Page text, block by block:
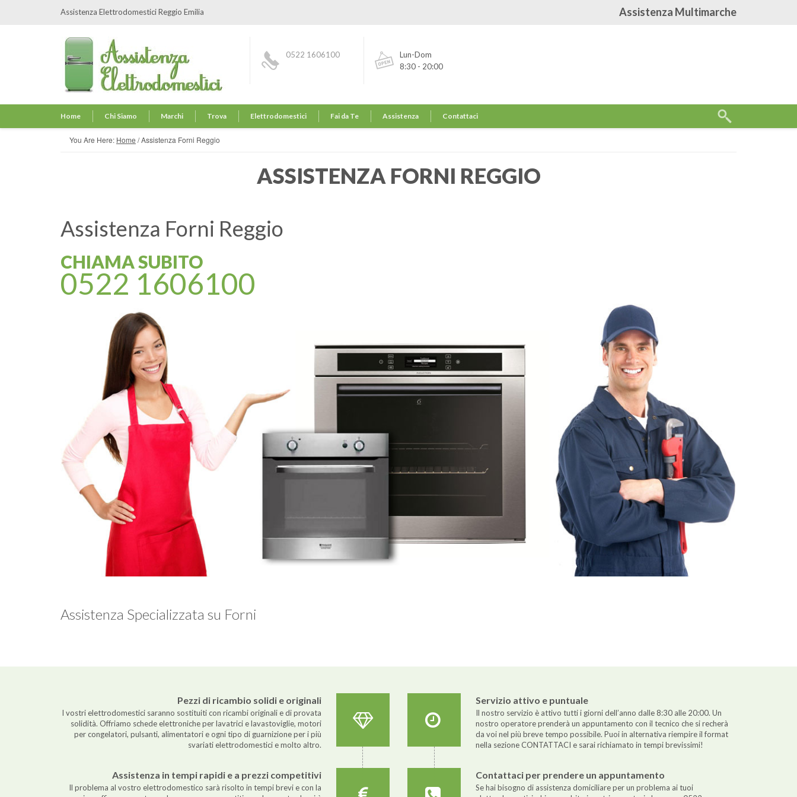
Assistenza Elettrodomestici Reggio Emilia Assistenza Multimarche
0522 1606100
Lun-Dom
8:30 - 20:00
Home Chi Siamo Marchi Trova Elettrodomestici Fai da Te Assistenza Contattaci
You Are Here: Home /Assistenza Forni Reggio
ASSISTENZA FORNI REGGIO
Assistenza Forni Reggio
CHIAMA SUBITO
0522 1606100
Assistenza Specializzata su Forni
Pezzi di ricambio solidi e originali
I vostri elettrodomestici saranno sostituiti con ricambi originali e di provata
solidità. Offriamo schede elettroniche per lavatrici e lavastoviglie, motori
per congelatori, pulsanti, alimentatori e ogni tipo di guarnizione per i più
svariati elettrodomestici e molto altro.
Assistenza in tempi rapidi e a prezzi competitivi
Il problema al vostro elettrodomestico sarà risolto in tempi brevi e con la
Servizio attivo e puntuale
Il nostro servizio è attivo tutti i giorni dell’anno dalle 8:30 alle 20:00. Un
nostro operatore prenderà un appuntamento con il tecnico che si recherà
da voi nel più breve tempo possibile. Puoi in alternativa riempire il format
nella sezione CONTATTACI e sarai richiamato in tempi brevissimi!
Contattaci per prendere un appuntamento
Se hai bisogno di assistenza domiciliare per un problema ai tuoi